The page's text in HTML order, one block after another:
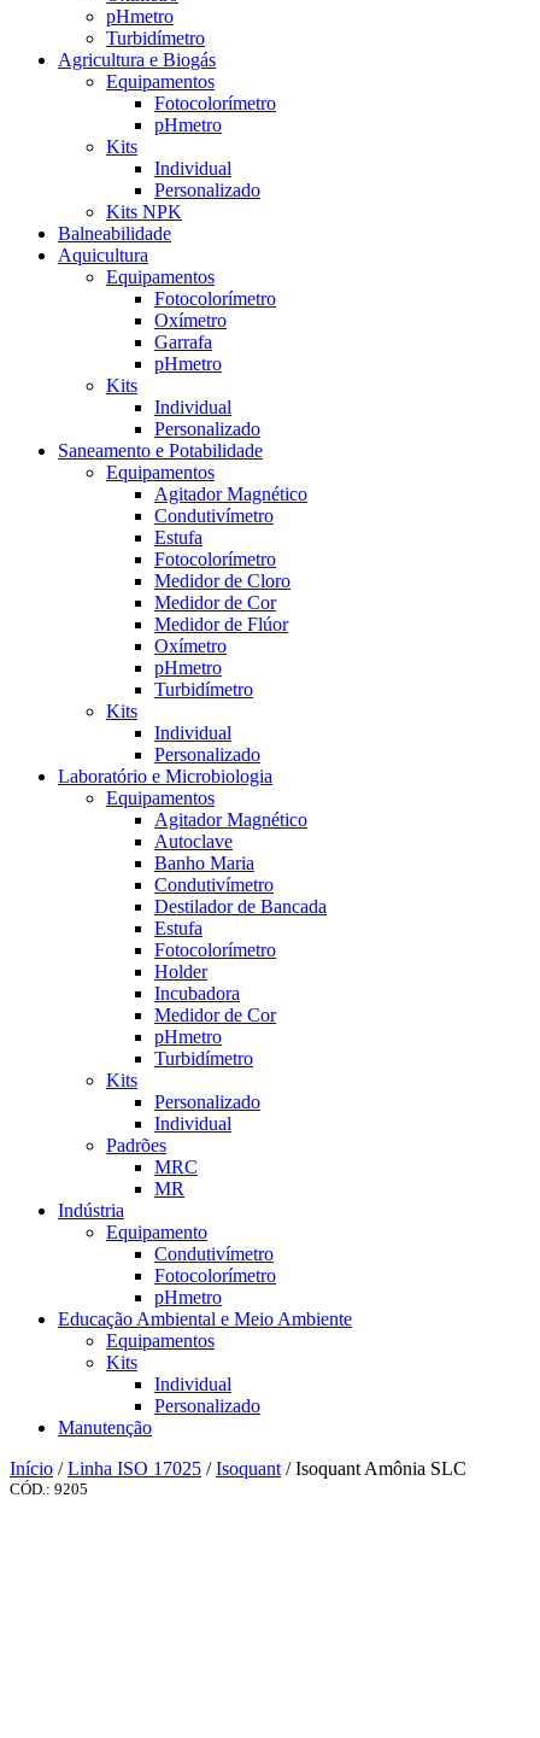
pHmetro
Turbidímetro
Agricultura e Biogás
Equipamentos
Fotocolorímetro
pHmetro
Kits
Individual
Personalizado
Kits NPK
Balneabilidade
Aquicultura
Equipamentos
Fotocolorímetro
Oxímetro
Garrafa
pHmetro
Kits
Individual
Personalizado
Saneamento e Potabilidade
Equipamentos
Agitador Magnético
Condutivímetro
Estufa
Fotocolorímetro
Medidor de Cloro
Medidor de Cor
Medidor de Flúor
Oxímetro
pHmetro
Turbidímetro
Kits
Individual
Personalizado
Laboratório e Microbiologia
Equipamentos
Agitador Magnético
Autoclave
Banho Maria
Condutivímetro
Destilador de Bancada
Estufa
Fotocolorímetro
Holder
Incubadora
Medidor de Cor
pHmetro
Turbidímetro
Kits
Personalizado
Individual
Padrões
MRC
MR
Indústria
Equipamento
Condutivímetro
Fotocolorímetro
pHmetro
Educação Ambiental e Meio Ambiente
Equipamentos
Kits
Individual
Personalizado
Manutenção
Início /Linha ISO 17025 /Isoquant / Isoquant Amônia SLC
CÓD.: 9205